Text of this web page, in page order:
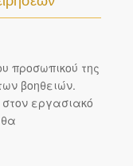
προσωπικού της
βοηθειών.
εργασιακό